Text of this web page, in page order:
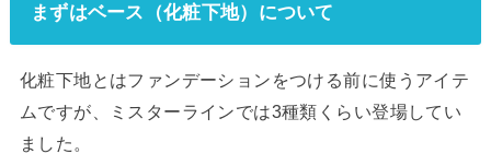
まずはベース（化粧下地）について
化粧下地とはファンデーションをつける前に使うアイテ
ムですが、ミスターラインでは3種類くらい登場してい
ました。